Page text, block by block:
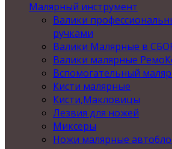
Малярный инструмент
Валики
ручками
Валики Малярные в
Валики малярные
Вспомогательный
Кисти малярные
Кисти,Макловицы
Лезвия для ножей
Миксеры
Ножи малярные